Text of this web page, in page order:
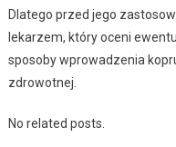
Dlatego przed jego
lekarzem, który oceni
sposoby wprowadzenia
zdrowotnej.
No related posts.